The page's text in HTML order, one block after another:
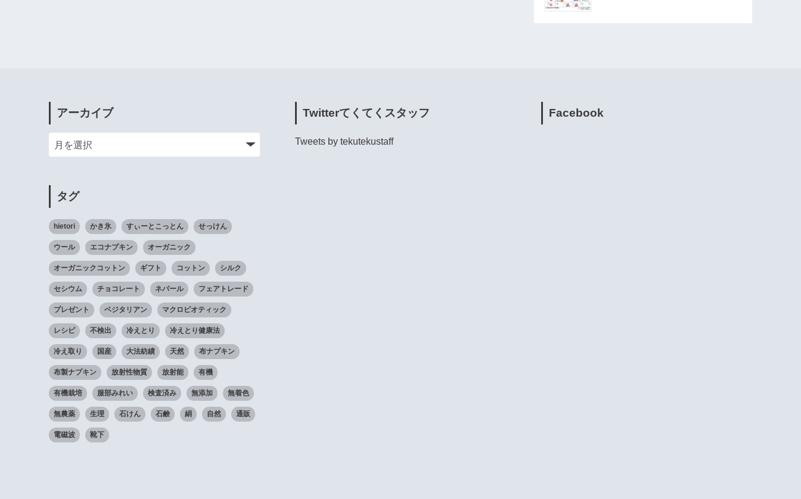
アーカイブ
タグ
hietori かき氷 すぃーとこっとん せっけん
ウール エコナプキン オーガニック
オーガニックコットン ギフト コットン シルク
セシウム チョコレート ネパール フェアトレード
プレゼント ベジタリアン マクロビオティック
レシピ 不検出 冷えとり 冷えとり健康法
冷え取り 国産 大法紡績 天然 布ナプキン
布製ナプキン 放射性物質 放射能 有機
有機栽培 服部みれい 検査済み 無添加 無着色
無農薬 生理 石けん 石鹸 絹 自然 通販
電磁波 靴下
Twitterてくてくスタッフ
Tweets by tekutekustaff
Facebook